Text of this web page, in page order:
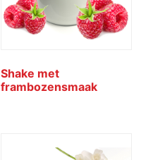
Shake met
frambozensmaak